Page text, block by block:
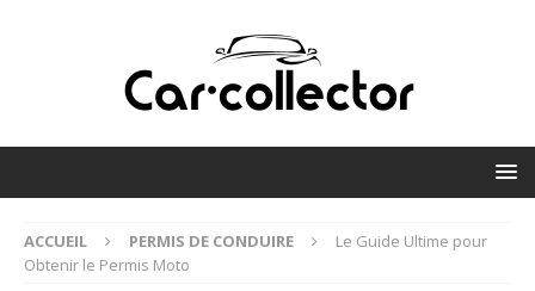
ACCUEIL PERMIS DE CONDUIRE
Le Guide Ultime pour
Obtenir le Permis Moto